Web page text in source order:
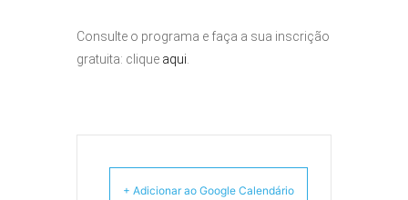
Consulte o programa e faça a sua inscrição
gratuita: clique aqui
+ Adicionar ao Google Calendário